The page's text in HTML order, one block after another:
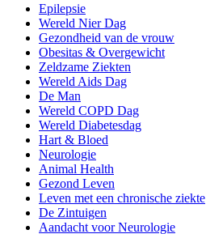
Epilepsie
Wereld Nier Dag
Gezondheid van de vrouw
Obesitas & Overgewicht
Zeldzame Ziekten
Wereld Aids Dag
De Man
Wereld COPD Dag
Wereld Diabetesdag
Hart & Bloed
Neurologie
Animal Health
Gezond Leven
Leven met een chronische ziekte
De Zintuigen
Aandacht voor Neurologie